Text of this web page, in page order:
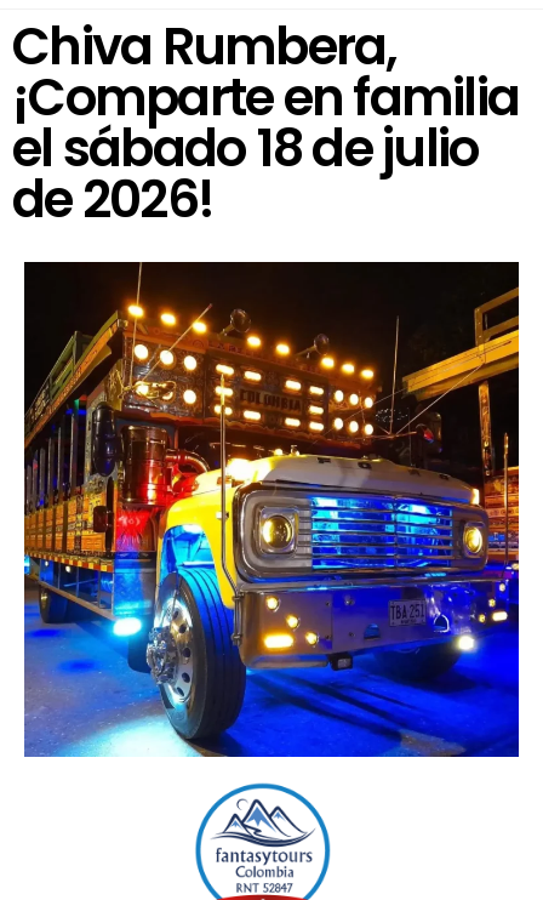
Chiva Rumbera,
¡Comparte en familia
el sábado 18 de julio
de 2026!